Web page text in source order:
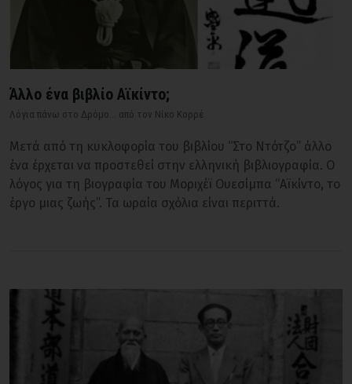
Άλλο ένα βιβλίο Αϊκίντο;
Λόγια πάνω στο Δρόμο... από τον Νίκο Κορρέ
Μετά από τη κυκλοφορία του βιβλίου “Στο Ντότζο” άλλο
ένα έρχεται να προστεθεί στην ελληνική βιβλιογραφία. Ο
λόγος για τη βιογραφία του Μοριχέϊ Ουεσίμπα “Αϊκίντο, το
έργο μιας ζωής”. Τα ωραία σχόλια είναι περιττά.